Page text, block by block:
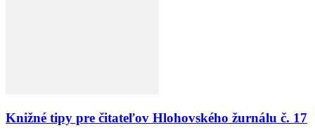
Knižné tipy pre čitateľov Hlohovského žurnálu č. 17